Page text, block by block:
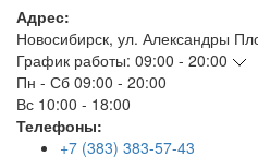
Адрес:
Новосибирск, ул. Александры
График работы: 09:00 - 20:00
Пн - Сб 09:00 - 20:00
Вс 10:00 - 18:00
Телефоны:
+7 (383) 383-57-43